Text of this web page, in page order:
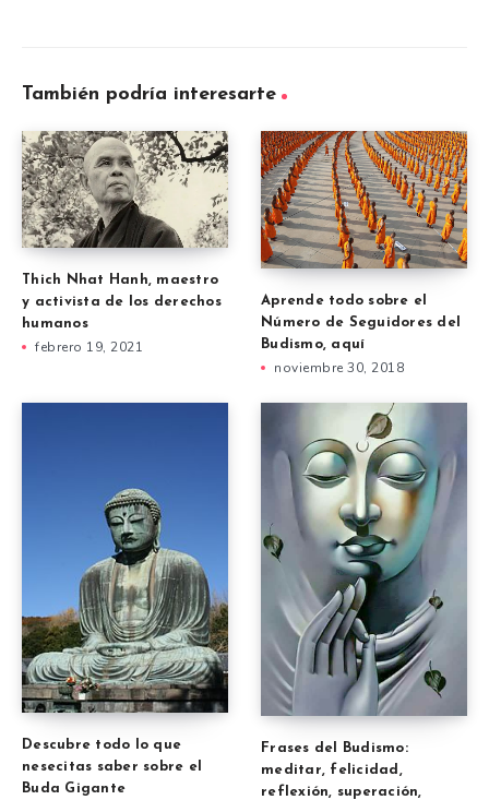
También podría interesarte
Thich Nhat Hanh, maestro
y activista de los derechos
humanos
febrero 19, 2021
Aprende todo sobre el
Número de Seguidores del
Budismo, aquí
noviembre 30, 2018
Descubre todo lo que
nesecitas saber sobre el
Buda Gigante
Frases del Budismo:
meditar, felicidad,
reflexión, superación,